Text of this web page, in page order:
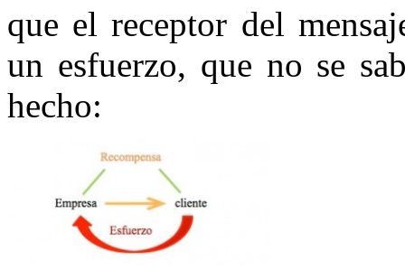
que el receptor del
un esfuerzo, que no se
hecho: